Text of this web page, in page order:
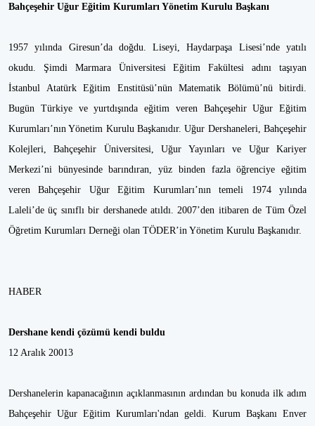
Bahçeşehir Uğur Eğitim Kurumları Yönetim Kurulu Başkanı
1957 yılında Giresun’da doğdu. Liseyi, Haydarpaşa Lisesi’nde yatılı
okudu. Şimdi Marmara Üniversitesi Eğitim Fakültesi adını taşıyan
İstanbul Atatürk Eğitim Enstitüsü’nün Matematik Bölümü’nü bitirdi.
Bugün Türkiye ve yurtdışında eğitim veren Bahçeşehir Uğur Eğitim
Kurumları’nın Yönetim Kurulu Başkanıdır. Uğur Dershaneleri, Bahçeşehir
Kolejleri, Bahçeşehir Üniversitesi, Uğur Yayınları ve Uğur Kariyer
Merkezi’ni bünyesinde barındıran, yüz binden fazla öğrenciye eğitim
veren Bahçeşehir Uğur Eğitim Kurumları’nın temeli 1974 yılında
Laleli’de üç sınıflı bir dershanede atıldı. 2007’den itibaren de Tüm Özel
Öğretim Kurumları Derneği olan TÖDER’in Yönetim Kurulu Başkanıdır.
HABER
Dershane kendi çözümü kendi buldu
12 Aralık 20013
Dershanelerin kapanacağının açıklanmasının ardından bu konuda ilk adım
Bahçeşehir Uğur Eğitim Kurumları'ndan geldi. Kurum Başkanı Enver